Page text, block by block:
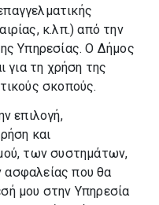
κ.λπ.) από την
Υπηρεσίας. Ο Δήμος
για τη χρήση της
σκοπούς.
επιλογή,
και
των συστημάτων,
που θα
μου στην Υπηρεσία